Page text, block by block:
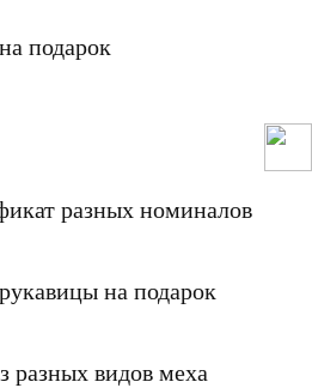
подарок
разных номиналов
на подарок
видов меха